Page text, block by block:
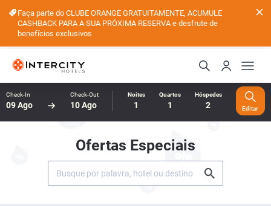
Faça parte do CLUBE ORANGE GRATUITAMENTE, ACUMULE
CASHBACK PARA A SUA PRÓXIMA RESERVA e desfrute de
benefícios exclusivos
Check-In
09 Ago
Check-Out
10 Ago
Noites
1
Quartos
1
Hóspedes
2 Editar
Ofertas Especiais